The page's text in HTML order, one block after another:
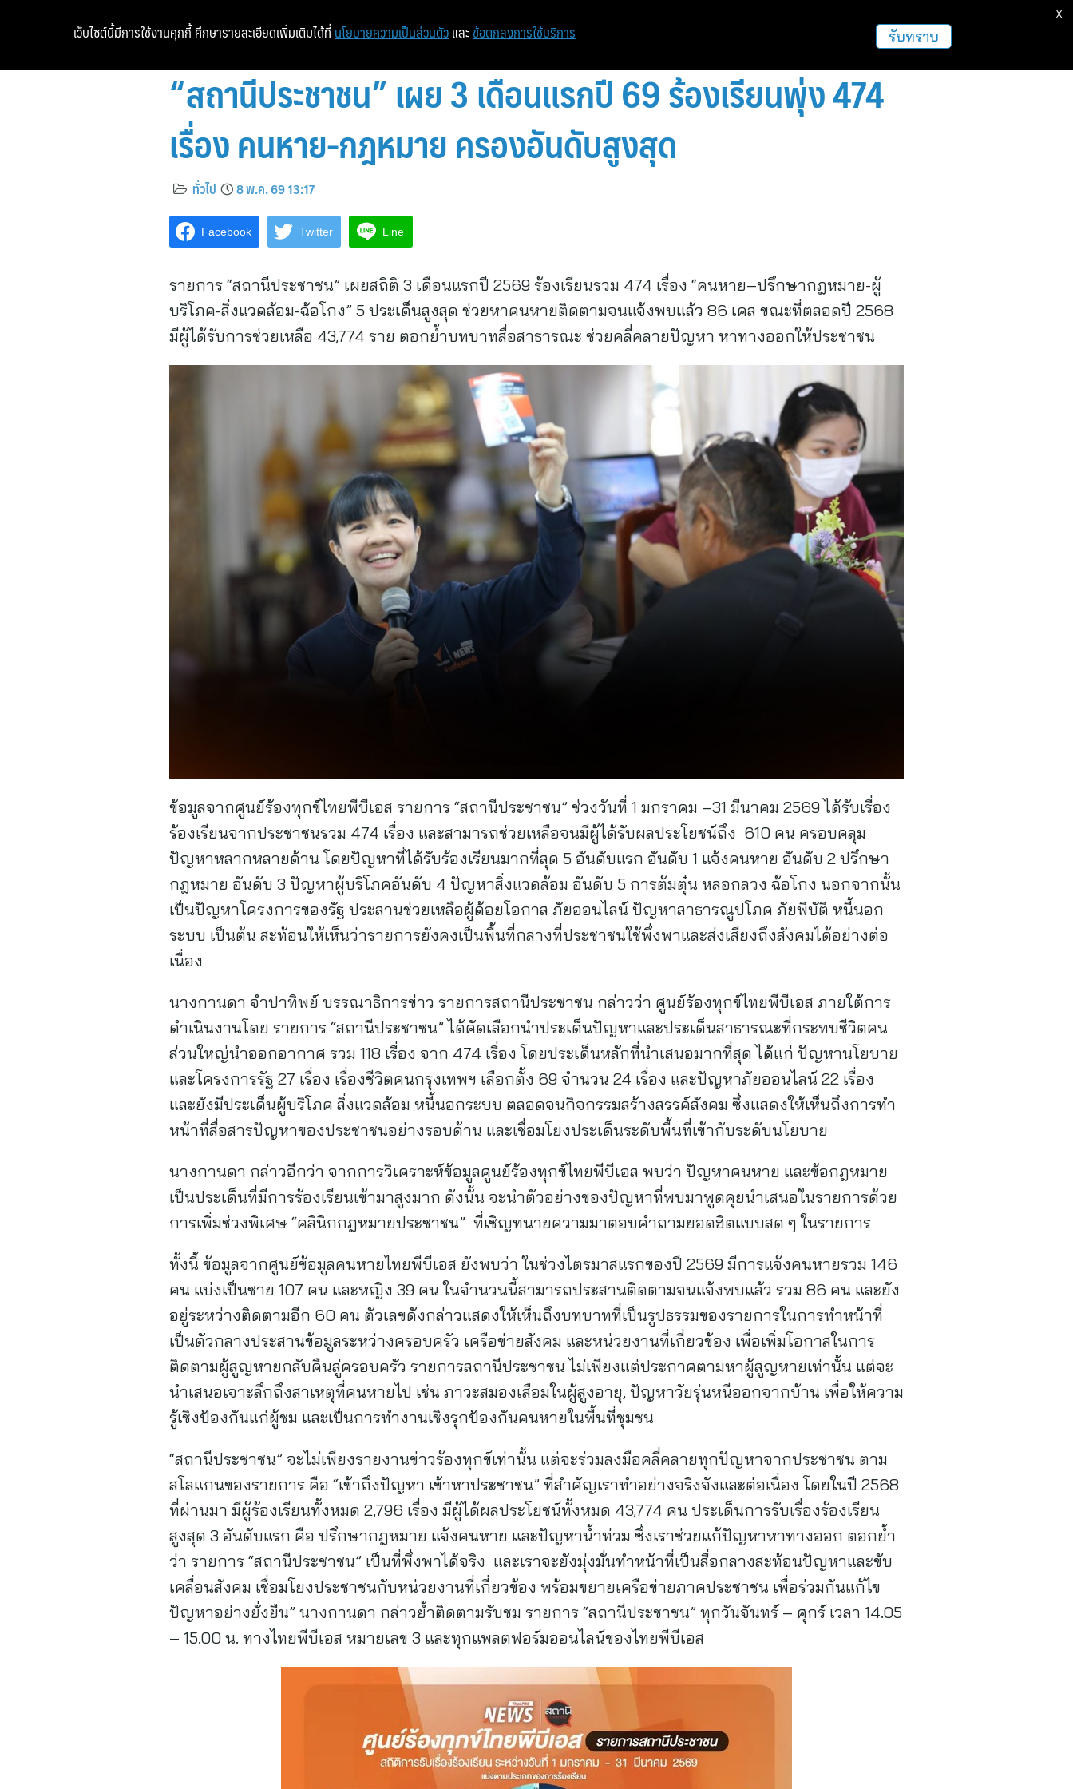
หน้าแรก ท่องเที่ยว ฝากข่าวประชาสัมพันธ์
“สถานีประชาชน” เผย 3 เดือนแรกปี 69 ร้องเรียนพุ่ง 474
เรื่อง คนหาย-กฎหมาย ครองอันดับสูงสุด
ทั่วไป 8 พ.ค. 69 13:17
Facebook Twitter Line
รายการ “สถานีประชาชน” เผยสถิติ 3 เดือนแรกปี 2569 ร้องเรียนรวม 474 เรื่อง “คนหาย–ปรึกษากฎหมาย-ผู้
บริโภค-สิ่งแวดล้อม-ฉ้อโกง” 5 ประเด็นสูงสุด ช่วยหาคนหายติดตามจนแจ้งพบแล้ว 86 เคส ขณะที่ตลอดปี 2568
มีผู้ได้รับการช่วยเหลือ 43,774 ราย ตอกย้ำบทบาทสื่อสาธารณะ ช่วยคลี่คลายปัญหา หาทางออกให้ประชาชน
ข้อมูลจากศูนย์ร้องทุกข์ไทยพีบีเอส รายการ “สถานีประชาชน” ช่วงวันที่ 1 มกราคม –31 มีนาคม 2569 ได้รับเรื่อง
ร้องเรียนจากประชาชนรวม 474 เรื่อง และสามารถช่วยเหลือจนมีผู้ได้รับผลประโยชน์ถึง 610 คน ครอบคลุม
ปัญหาหลากหลายด้าน โดยปัญหาที่ได้รับร้องเรียนมากที่สุด 5 อันดับแรก อันดับ 1 แจ้งคนหาย อันดับ 2 ปรึกษา
กฎหมาย อันดับ 3 ปัญหาผู้บริโภคอันดับ 4 ปัญหาสิ่งแวดล้อม อันดับ 5 การต้มตุ๋น หลอกลวง ฉ้อโกง นอกจากนั้น
เป็นปัญหาโครงการของรัฐ ประสานช่วยเหลือผู้ด้อยโอกาส ภัยออนไลน์ ปัญหาสาธารณูปโภค ภัยพิบัติ หนี้นอก
ระบบ เป็นต้น สะท้อนให้เห็นว่ารายการยังคงเป็นพื้นที่กลางที่ประชาชนใช้พึ่งพาและส่งเสียงถึงสังคมได้อย่างต่อ
เนื่อง
นางกานดา จำปาทิพย์ บรรณาธิการข่าว รายการสถานีประชาชน กล่าวว่า ศูนย์ร้องทุกข์ไทยพีบีเอส ภายใต้การ
ดำเนินงานโดย รายการ “สถานีประชาชน” ได้คัดเลือกนำประเด็นปัญหาและประเด็นสาธารณะที่กระทบชีวิตคน
ส่วนใหญ่นำออกอากาศ รวม 118 เรื่อง จาก 474 เรื่อง โดยประเด็นหลักที่นำเสนอมากที่สุด ได้แก่ ปัญหานโยบาย
และโครงการรัฐ 27 เรื่อง เรื่องชีวิตคนกรุงเทพฯ เลือกตั้ง 69 จำนวน 24 เรื่อง และปัญหาภัยออนไลน์ 22 เรื่อง
และยังมีประเด็นผู้บริโภค สิ่งแวดล้อม หนี้นอกระบบ ตลอดจนกิจกรรมสร้างสรรค์สังคม ซึ่งแสดงให้เห็นถึงการทำ
หน้าที่สื่อสารปัญหาของประชาชนอย่างรอบด้าน และเชื่อมโยงประเด็นระดับพื้นที่เข้ากับระดับนโยบาย
นางกานดา กล่าวอีกว่า จากการวิเคราะห์ข้อมูลศูนย์ร้องทุกข์ไทยพีบีเอส พบว่า ปัญหาคนหาย และข้อกฎหมาย
เป็นประเด็นที่มีการร้องเรียนเข้ามาสูงมาก ดังนั้น จะนำตัวอย่างของปัญหาที่พบมาพูดคุยนำเสนอในรายการด้วย
การเพิ่มช่วงพิเศษ “คลินิกกฎหมายประชาชน” ที่เชิญทนายความมาตอบคำถามยอดฮิตแบบสด ๆ ในรายการ
ทั้งนี้ ข้อมูลจากศูนย์ข้อมูลคนหายไทยพีบีเอส ยังพบว่า ในช่วงไตรมาสแรกของปี 2569 มีการแจ้งคนหายรวม 146
คน แบ่งเป็นชาย 107 คน และหญิง 39 คน ในจำนวนนี้สามารถประสานติดตามจนแจ้งพบแล้ว รวม 86 คน และยัง
อยู่ระหว่างติดตามอีก 60 คน ตัวเลขดังกล่าวแสดงให้เห็นถึงบทบาทที่เป็นรูปธรรมของรายการในการทำหน้าที่
เป็นตัวกลางประสานข้อมูลระหว่างครอบครัว เครือข่ายสังคม และหน่วยงานที่เกี่ยวข้อง เพื่อเพิ่มโอกาสในการ
ติดตามผู้สูญหายกลับคืนสู่ครอบครัว รายการสถานีประชาชน ไม่เพียงแต่ประกาศตามหาผู้สูญหายเท่านั้น แต่จะ
นำเสนอเจาะลึกถึงสาเหตุที่คนหายไป เช่น ภาวะสมองเสือมในผู้สูงอายุ, ปัญหาวัยรุ่นหนีออกจากบ้าน เพื่อให้ความ
รู้เชิงป้องกันแก่ผู้ชม และเป็นการทำงานเชิงรุกป้องกันคนหายในพื้นที่ชุมชน
“สถานีประชาชน” จะไม่เพียงรายงานข่าวร้องทุกข์เท่านั้น แต่จะร่วมลงมือคลี่คลายทุกปัญหาจากประชาชน ตาม
สโลแกนของรายการ คือ “เข้าถึงปัญหา เข้าหาประชาชน” ที่สำคัญเราทำอย่างจริงจังและต่อเนื่อง โดยในปี 2568
ที่ผ่านมา มีผู้ร้องเรียนทั้งหมด 2,796 เรื่อง มีผู้ได้ผลประโยชน์ทั้งหมด 43,774 คน ประเด็นการรับเรื่องร้องเรียน
สูงสุด 3 อันดับแรก คือ ปรึกษากฎหมาย แจ้งคนหาย และปัญหาน้ำท่วม ซึ่งเราช่วยแก้ปัญหาหาทางออก ตอกย้ำ
ว่า รายการ “สถานีประชาชน” เป็นที่พึ่งพาได้จริง และเราจะยังมุ่งมั่นทำหน้าที่เป็นสื่อกลางสะท้อนปัญหาและขับ
เคลื่อนสังคม เชื่อมโยงประชาชนกับหน่วยงานที่เกี่ยวข้อง พร้อมขยายเครือข่ายภาคประชาชน เพื่อร่วมกันแก้ไข
ปัญหาอย่างยั่งยืน” นางกานดา กล่าวย้ำติดตามรับชม รายการ “สถานีประชาชน” ทุกวันจันทร์ – ศุกร์ เวลา 14.05
– 15.00 น. ทางไทยพีบีเอส หมายเลข 3 และทุกแพลตฟอร์มออนไลน์ของไทยพีบีเอส
เว็บไซต์นี้มีการใช้งานคุกกี้ ศึกษารายละเอียดเพิ่มเติมได้ที่ นโยบายความเป็นส่วนตัว และ ข้อตกลงการใช้บริการ รับทราบ
X